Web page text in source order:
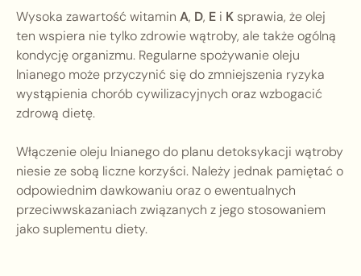
Wysoka zawartość witamin A, D, E i K sprawia, że olej
ten wspiera nie tylko zdrowie wątroby, ale także ogólną
kondycję organizmu. Regularne spożywanie oleju
lnianego może przyczynić się do zmniejszenia ryzyka
wystąpienia chorób cywilizacyjnych oraz wzbogacić
zdrową dietę.
Włączenie oleju lnianego do planu detoksykacji wątroby
niesie ze sobą liczne korzyści. Należy jednak pamiętać o
odpowiednim dawkowaniu oraz o ewentualnych
przeciwwskazaniach związanych z jego stosowaniem
jako suplementu diety.